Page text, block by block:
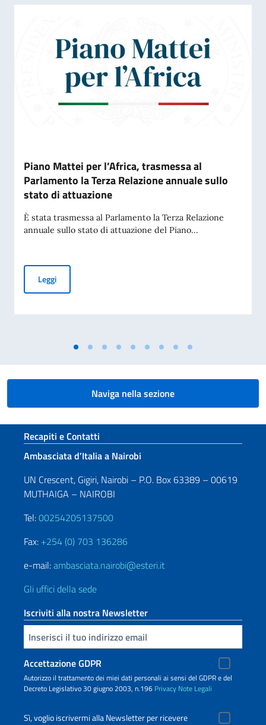
Piano Mattei per l’Africa, trasmessa al
Parlamento la Terza Relazione annuale sullo
stato di attuazione
È stata trasmessa al Parlamento la Terza Relazione
annuale sullo stato di attuazione del Piano...
LeggiPiano Mattei per l’Africa, trasmessa al Parlamento la
Naviga nella sezione
Sezione footer
Recapiti e Contatti
Ambasciata d’Italia a Nairobi
UN Crescent, Gigiri, Nairobi – P.O. Box 63389 – 00619
MUTHAIGA – NAIROBI
Tel:00254205137500
Fax: +254 (0) 703 136286
e-mail:ambasciata.nairobi@esteri.it
Gli uffici della sede
Iscriviti alla nostra Newsletter
Inserisci la tua email
Accettazione GDPR
Autorizzo il trattamento dei miei dati personali ai sensi del GDPR e del
Decreto Legislativo 30 giugno 2003, n.196 Privacy Note Legali
Sì, voglio iscrivermi alla Newsletter per ricevere